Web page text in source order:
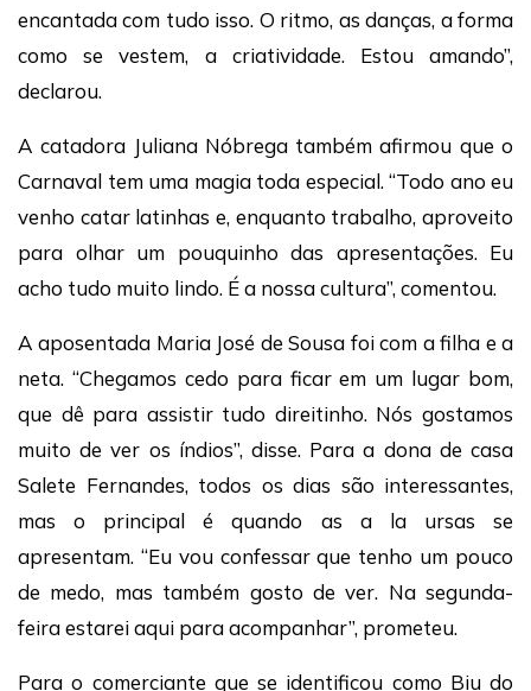
encantada com tudo isso. O ritmo, as danças, a forma
como se vestem, a criatividade. Estou amando”,
declarou.
A catadora Juliana Nóbrega também afirmou que o
Carnaval tem uma magia toda especial. “Todo ano eu
venho catar latinhas e, enquanto trabalho, aproveito
para olhar um pouquinho das apresentações. Eu
acho tudo muito lindo. É a nossa cultura”, comentou.
A aposentada Maria José de Sousa foi com a filha e a
neta. “Chegamos cedo para ficar em um lugar bom,
que dê para assistir tudo direitinho. Nós gostamos
muito de ver os índios”, disse. Para a dona de casa
Salete Fernandes, todos os dias são interessantes,
mas o principal é quando as a la ursas se
apresentam. “Eu vou confessar que tenho um pouco
de medo, mas também gosto de ver. Na segunda-
feira estarei aqui para acompanhar”, prometeu.
Para o comerciante que se identificou como Biu do